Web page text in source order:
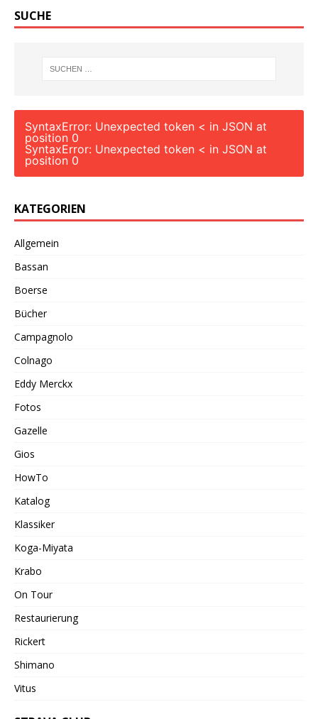
SUCHE
SyntaxError: Unexpected token < in JSON at
position 0
SyntaxError: Unexpected token < in JSON at
position 0
KATEGORIEN
Allgemein
Bassan
Boerse
Bücher
Campagnolo
Colnago
Eddy Merckx
Fotos
Gazelle
Gios
HowTo
Katalog
Klassiker
Koga-Miyata
Krabo
On Tour
Restaurierung
Rickert
Shimano
Vitus